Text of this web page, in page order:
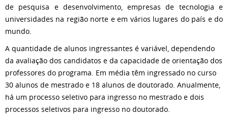
de pesquisa e desenvolvimento, empresas de tecnologia e
universidades na região norte e em vários lugares do país e do
mundo.
A quantidade de alunos ingressantes é variável, dependendo
da avaliação dos candidatos e da capacidade de orientação dos
professores do programa. Em média têm ingressado no curso
30 alunos de mestrado e 18 alunos de doutorado. Anualmente,
há um processo seletivo para ingresso no mestrado e dois
processos seletivos para ingresso no doutorado.